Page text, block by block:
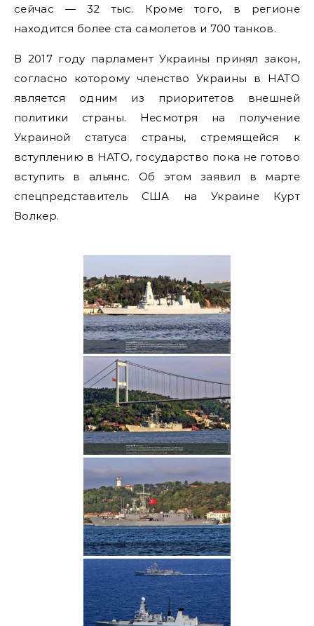
сейчас — 32 тыс. Кроме того, в регионе
находится более ста самолетов и 700 танков.
В 2017 году парламент Украины принял закон,
согласно которому членство Украины в НАТО
является одним из приоритетов внешней
политики страны. Несмотря на получение
Украиной статуса страны, стремящейся к
вступлению в НАТО, государство пока не готово
вступить в альянс. Об этом заявил в марте
спецпредставитель США на Украине Курт
Волкер.